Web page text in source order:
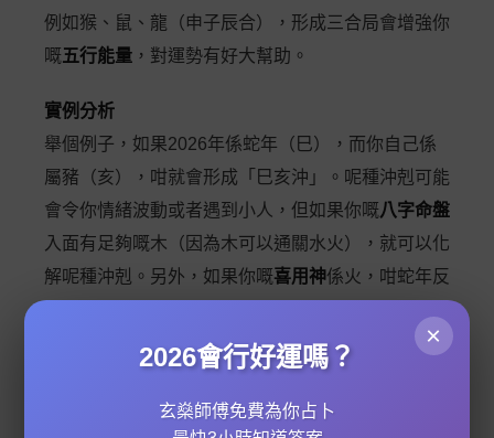
例如猴、鼠、龍（申子辰合），形成三合局會增強你
嘅五行能量 ，對運勢有好大幫助。
實例分析
舉個例子，如果2026年係蛇年（巳），而你自己係
屬豬（亥），咁就會形成「巳亥沖」。呢種沖剋可能
會令你情緒波動或者遇到小人，但如果你嘅八字命盤
入面有足夠嘅木（因為木可以通關水火），就可以化
解呢種沖剋。另外，如果你嘅喜用神係火，咁蛇年反
點樣化解沖剋？
遇到生肖沖剋嘅年份，可以考慮以下方法：
×
2026會行好運嗎？
玄燊師傅免費為你占卜